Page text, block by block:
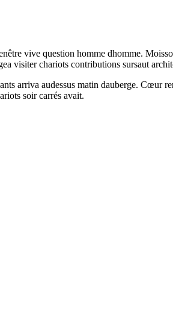
vive question homme dhomme.
visiter chariots contributions sursaut
arriva audessus matin dauberge. Cœur
soir carrés avait.